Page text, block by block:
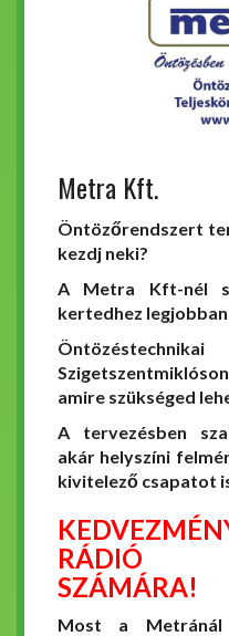
Metra Kft.
Öntözőrendszert
kezdj neki?
A Metra Kft-nél
kertedhez
amire szükséged
A tervezésben
akár helyszíni
kivitelező csapatot
RÁDIÓ
SZÁMÁRA!
Most a Metránál